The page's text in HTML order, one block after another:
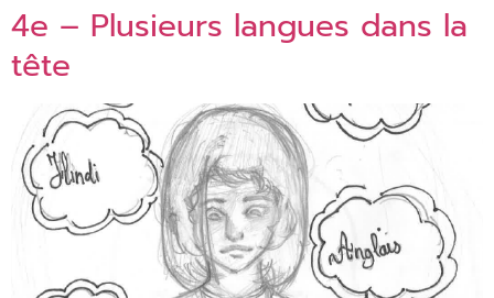
4e – Plusieurs langues dans la
tête